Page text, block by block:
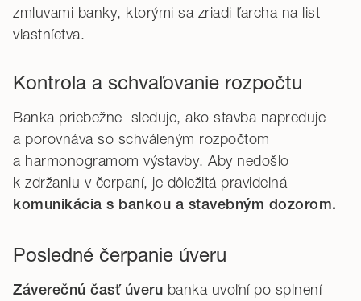
zmluvami banky, ktorými sa zriadi ťarcha na list
vlastníctva.
Kontrola a schvaľovanie rozpočtu
Banka priebežne sleduje, ako stavba napreduje
a porovnáva so schváleným rozpočtom
a harmonogramom výstavby. Aby nedošlo
k zdržaniu v čerpaní, je dôležitá pravidelná
komunikácia s bankou a stavebným dozorom.
Posledné čerpanie úveru
Záverečnú časť úveru banka uvoľní po splnení